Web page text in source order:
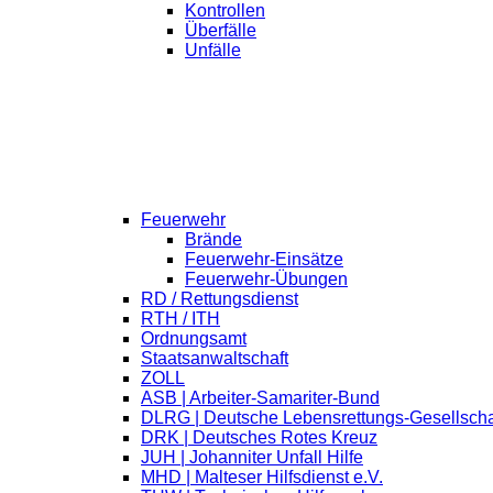
Kontrollen
Überfälle
Unfälle
Feuerwehr
Brände
Feuerwehr-Einsätze
Feuerwehr-Übungen
RD / Rettungsdienst
RTH / ITH
Ordnungsamt
Staatsanwaltschaft
ZOLL
ASB | Arbeiter-Samariter-Bund
DLRG | Deutsche Lebensrettungs-
DRK | Deutsches Rotes Kreuz
JUH | Johanniter Unfall Hilfe
MHD | Malteser Hilfsdienst e.V.